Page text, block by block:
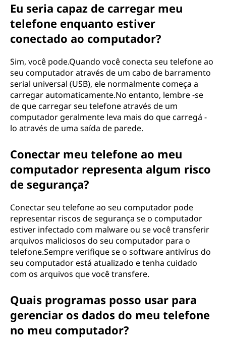
Eu seria capaz de carregar meu
telefone enquanto estiver
conectado ao computador?
Sim, você pode.Quando você conecta seu telefone ao
seu computador através de um cabo de barramento
serial universal (USB), ele normalmente começa a
carregar automaticamente.No entanto, lembre -se
de que carregar seu telefone através de um
computador geralmente leva mais do que carregá -
lo através de uma saída de parede.
Conectar meu telefone ao meu
computador representa algum risco
de segurança?
Conectar seu telefone ao seu computador pode
representar riscos de segurança se o computador
estiver infectado com malware ou se você transferir
arquivos maliciosos do seu computador para o
telefone.Sempre verifique se o software antivírus do
seu computador está atualizado e tenha cuidado
com os arquivos que você transfere.
Quais programas posso usar para
gerenciar os dados do meu telefone
no meu computador?